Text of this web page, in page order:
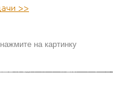
на картинку